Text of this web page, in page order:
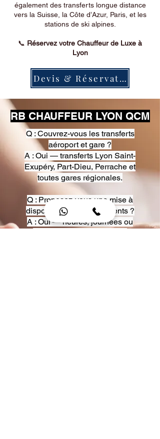
également des transferts longue distance
vers la Suisse, la Côte d’Azur, Paris, et les
stations de ski alpines.
📞 Réservez votre Chauffeur de Luxe à
Lyon
Devis & Réservation
RB CHAUFFEUR LYON QCM
Q : Couvrez-vous les transferts
aéroport et gare ?
A : Oui — transferts Lyon Saint-
Exupéry, Part-Dieu, Perrache et
toutes gares régionales.
Q : Proposez-vous une mise à
disposition pour événements ?
A : Oui — heures, journées ou